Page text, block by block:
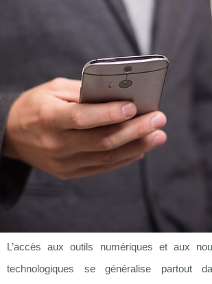
L’accès aux outils numériques et aux
technologiques se généralise partout